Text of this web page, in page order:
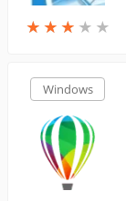
★ ★ ★ ★ ★
★ ★ ★ ★ ★
Windows